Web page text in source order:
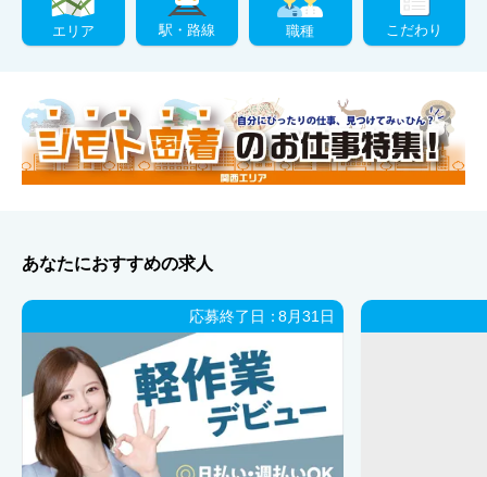
エリア 駅・路線 職種 こだわり
あなたにおすすめの求人
応募終了日：8月31日